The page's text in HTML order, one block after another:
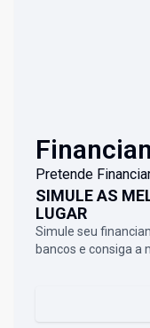
Pretende
SIMULE AS
LUGAR
Simule seu
bancos e consiga a